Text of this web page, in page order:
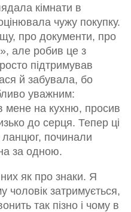
кімнати в
чужу покупку.
про документи, про
але робив це з
підтримував
й забувала, бо
уважним:
мене на кухню, просив
до серця. Тепер ці
ланцюг, починали
за одною.
як про знаки. Я
чоловік затримується,
так пізно і чому в